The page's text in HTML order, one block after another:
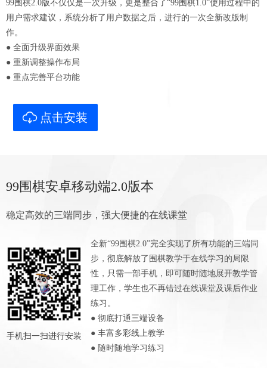
99围棋2.0版不仅仅是一次升级，更是整合了“99围棋1.0”使用过程中的
用户需求建议，系统分析了用户数据之后，进行的一次全新改版制
作。
● 全面升级界面效果
● 重新调整操作布局
● 重点完善平台功能
点击安装
99围棋安卓移动端2.0版本
稳定高效的三端同步，强大便捷的在线课堂
手机扫一扫进行安装
全新“99围棋2.0”完全实现了所有功能的三端同
步，彻底解放了围棋教学于在线学习的局限
性，只需一部手机，即可随时随地展开教学管
理工作，学生也不再错过在线课堂及课后作业
练习。
● 彻底打通三端设备
● 丰富多彩线上教学
● 随时随地学习练习